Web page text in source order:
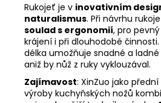
Rukojeť je v inovativním
naturalismus. Při návrhu
soulad s ergonomií, pro
krájení i při dlouhodobé činnosti.
délka umožňuje snadné a
aniž by nůž z ruky vyklouzával.
Zajímavost: XinZuo jako
výroby kuchyňských nožů